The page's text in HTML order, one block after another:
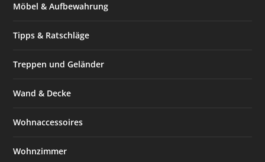
Möbel & Aufbewahrung
Tipps & Ratschläge
Treppen und Geländer
Wand & Decke
Wohnaccessoires
Wohnzimmer